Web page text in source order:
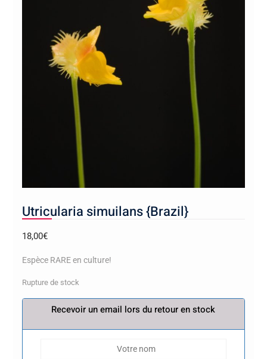
Utricularia simuilans {Brazil}
18,00€
Espèce RARE en culture!
Rupture de stock
Recevoir un email lors du retour en stock